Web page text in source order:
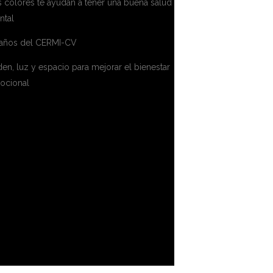
colores te ayudan a tener una buena salud
del CERMI-CV
luz y espacio para mejorar el bienestar